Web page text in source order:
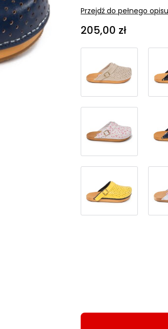
Przejdź do pełnego opisu
Cena
205,00 zł